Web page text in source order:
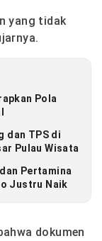
yang tidak
Pola
dan TPS di
Pulau Wisata
Pertamina
Justru Naik
dokumen